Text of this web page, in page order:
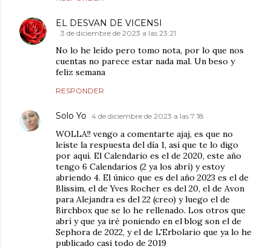
EL DESVAN DE VICENSI
3 de diciembre de 2023 a las 23:21
No lo he leído pero tomo nota, por lo que nos
cuentas no parece estar nada mal. Un beso y
feliz semana
RESPONDER
Solo Yo 4 de diciembre de 2023 a las 7:18
WOLLA!! vengo a comentarte ajaj, es que no
leíste la respuesta del día 1, así que te lo digo
por aquí. El Calendario es el de 2020, este año
tengo 6 Calendarios (2 ya los abrí) y estoy
abriendo 4. El único que es del año 2023 es el de
Blissim, el de Yves Rocher es del 20, el de Avon
para Alejandra es del 22 (creo) y luego el de
Birchbox que se lo he rellenado. Los otros que
abrí y que ya iré poniendo en el blog son el de
Sephora de 2022, y el de L'Erbolario que ya lo he
publicado casi todo de 2019